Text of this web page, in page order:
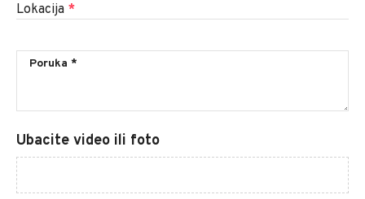
Lokacija *
Ubacite video ili foto